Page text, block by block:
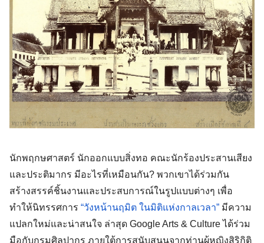
นักพฤกษศาสตร์ นักออกแบบสิ่งทอ คณะนักร้องประสานเสียง
และประติมากร มีอะไรที่เหมือนกัน? พวกเขาได้ร่วมกัน
สร้างสรรค์ชิ้นงานและประสบการณ์ในรูปแบบต่างๆ เพื่อ
ทำให้นิทรรศการ “วังหน้านฤมิต ในมิติแห่งกาลเวลา” มีความ
แปลกใหม่และน่าสนใจ ล่าสุด Google Arts & Culture ได้ร่วม
มือกับกรมศิลปากร ภายใต้การสนับสนุนจากท่านผู้หญิงสิริกิติ